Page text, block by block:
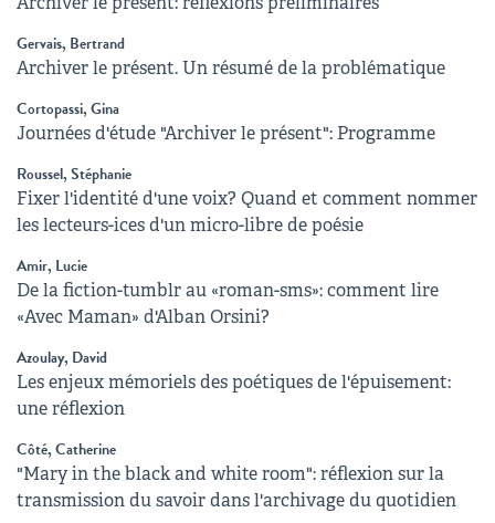
Gervais, Bertrand
Archiver le présent. Un résumé de la problématique
Cortopassi, Gina
Journées d'étude "Archiver le présent": Programme
Roussel, Stéphanie
Fixer l'identité d'une voix? Quand et comment nommer
les lecteurs-ices d'un micro-libre de poésie
Amir, Lucie
De la fiction-tumblr au «roman-sms»: comment lire
«Avec Maman» d'Alban Orsini?
Azoulay, David
Les enjeux mémoriels des poétiques de l'épuisement:
une réflexion
Côté, Catherine
"Mary in the black and white room": réflexion sur la
transmission du savoir dans l'archivage du quotidien